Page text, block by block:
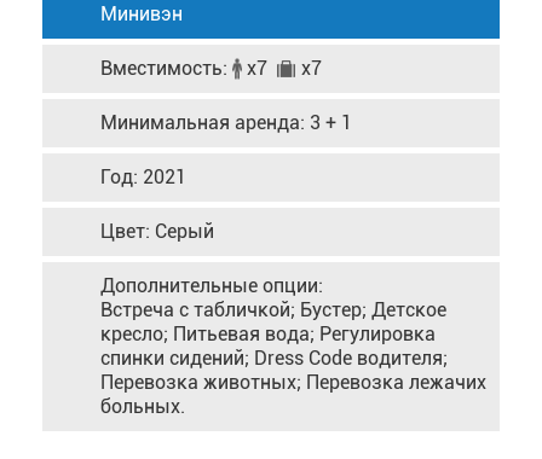
Минивэн
Вместимость: x7 x7
Минимальная аренда: 3 + 1
Год: 2021
Цвет: Серый
Дополнительные опции:
Встреча с табличкой; Бустер; Детское
кресло; Питьевая вода; Регулировка
спинки сидений; Dress Code водителя;
Перевозка животных; Перевозка лежачих
больных.